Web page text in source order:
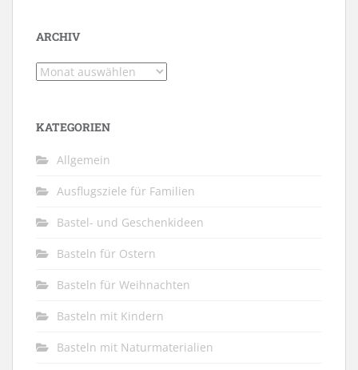
ARCHIV
Archiv
KATEGORIEN
Allgemein
Ausflugsziele für Familien
Bastel- und Geschenkideen
Basteln für Ostern
Basteln für Weihnachten
Basteln mit Kindern
Basteln mit Naturmaterialien